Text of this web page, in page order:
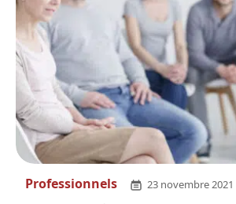
Professionnels 23 novembre 2021